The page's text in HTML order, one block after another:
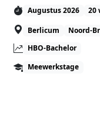
Augustus 2026 20
Berlicum
Noord-
HBO-Bachelor
Meewerkstage